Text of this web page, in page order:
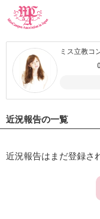
ミス立教コ
近況報告の一覧
近況報告はまだ登録さ